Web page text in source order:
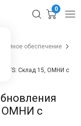
0
обеспечение
Склад 15, ОМНИ c
ОМНИ c